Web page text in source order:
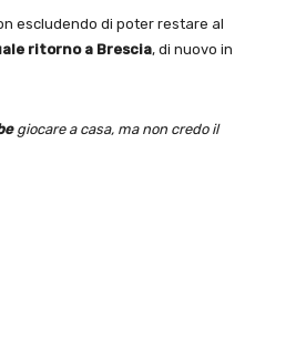
escludendo di poter restare al
ritorno a Brescia, di nuovo in
giocare a casa, ma non credo il